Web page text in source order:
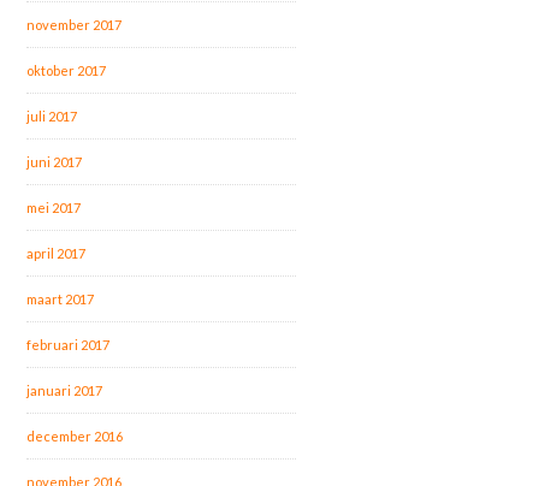
november 2017
oktober 2017
juli 2017
juni 2017
mei 2017
april 2017
maart 2017
februari 2017
januari 2017
december 2016
november 2016